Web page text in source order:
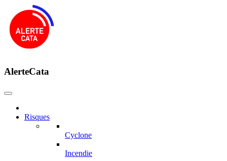
AlerteCata
Risques
Cyclone
Incendie